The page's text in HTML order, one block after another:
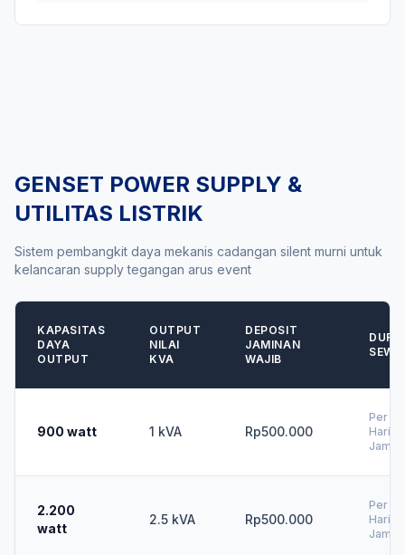
GENSET POWER SUPPLY &
UTILITAS LISTRIK
Sistem pembangkit daya mekanis cadangan silent murni untuk
kelancaran supply tegangan arus event
KAPASITAS
DAYA
OUTPUT
OUTPUT
NILAI
KVA
DEPOSIT
JAMINAN
WAJIB
SEWA
900 watt 1 kVA Rp500.000
Per 1
Hari
Jam)
2.200
watt
2.5 kVA Rp500.000
Per 1
Hari
Jam)